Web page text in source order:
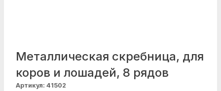
Металлическая скребница, для
коров и лошадей, 8 рядов
Артикул: 41502